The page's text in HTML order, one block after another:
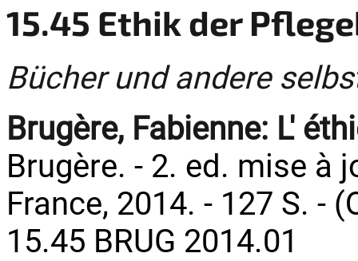
15.45 Ethik der
Bücher und andere
Brugère, Fabienne: L'
Brugère. - 2. ed. mise à
France, 2014. - 127 S. -
15.45 BRUG 2014.01